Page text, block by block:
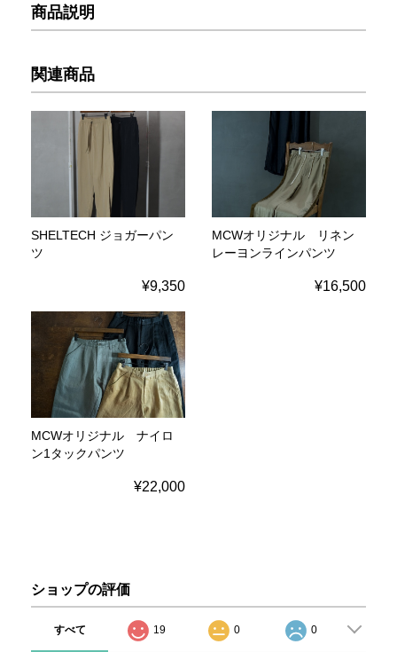
商品説明
関連商品
SHELTECH ジョガーパン
ツ
¥9,350
MCWオリジナル リネン
レーヨンラインパンツ
¥16,500
MCWオリジナル ナイロ
ン1タックパンツ
¥22,000
ショップの評価
すべて 19 0 0